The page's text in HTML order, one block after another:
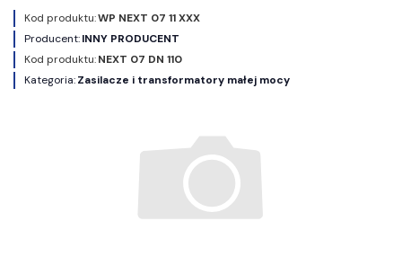
Kod produktu:WP NEXT 07 11 XXX
Producent:INNY PRODUCENT
Kod produktu:NEXT 07 DN 110
Kategoria:Zasilacze i transformatory małej mocy